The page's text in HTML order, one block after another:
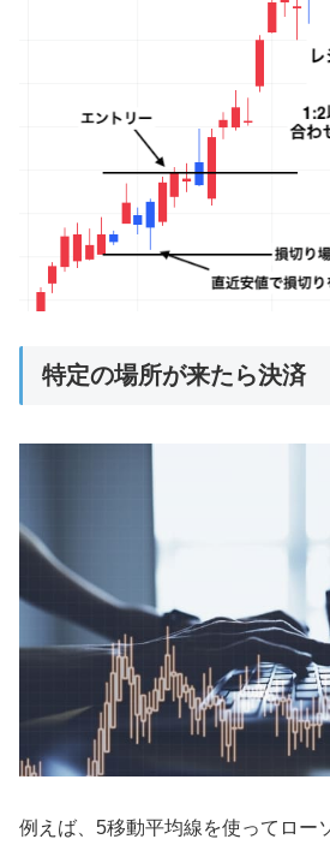
特定の場所が来たら決済
例えば、5移動平均線を使ってロー